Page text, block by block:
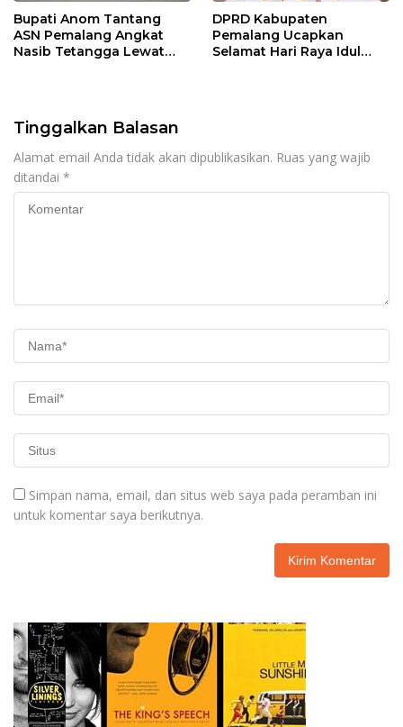
Bupati Anom Tantang
ASN Pemalang Angkat
Nasib Tetangga Lewat
DPRD Kabupaten
Pemalang Ucapkan
Selamat Hari Raya Idul
Tinggalkan Balasan
Alamat email Anda tidak akan dipublikasikan. Ruas yang wajib
ditandai *
Simpan nama, email, dan situs web saya pada peramban ini
untuk komentar saya berikutnya.